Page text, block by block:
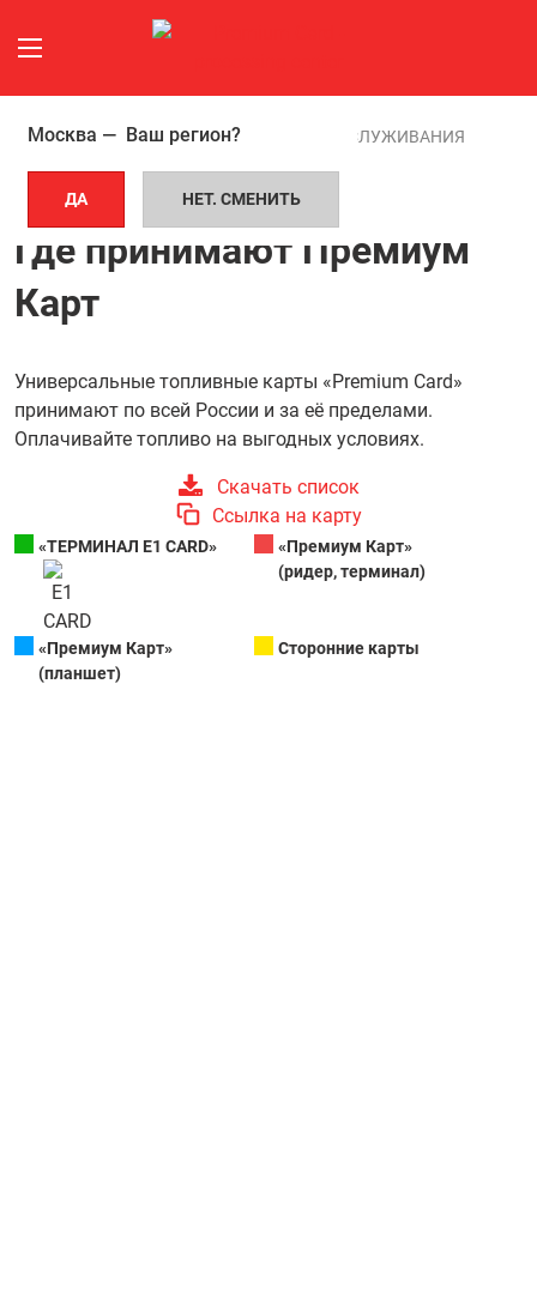
Москва — Ваш регион?
ДА НЕТ. СМЕНИТЬ
ГЛАВНАЯ СТРАНИЦА ТОЧКИ ОБСЛУЖИВАНИЯ
АЗС И АВТОСЕРВИСЫ
Где принимают Премиум
Карт
Универсальные топливные карты «Premium Card»
принимают по всей России и за её пределами.
Оплачивайте топливо на выгодных условиях.
Скачать список
Ссылка на карту
«ТЕРМИНАЛ Е1 CARD»
«Премиум Карт»
(ридер, терминал)
«Премиум Карт»
(планшет)
Сторонние карты